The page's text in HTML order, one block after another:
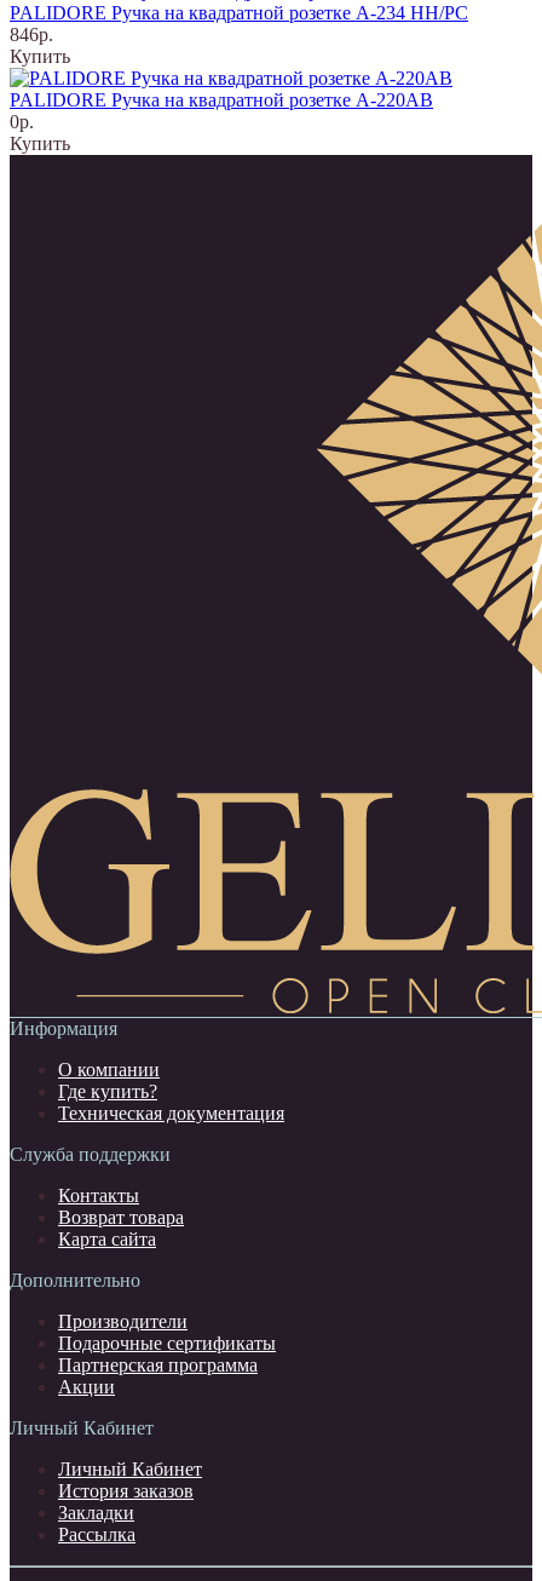
PALIDORE Ручка на квадратной розетке A-234 НH/PC
846р.
Купить
PALIDORE Ручка на квадратной розетке A-220AB
0р.
Купить
Информация
О компании
Где купить?
Техническая документация
Служба поддержки
Контакты
Возврат товара
Карта сайта
Дополнительно
Производители
Подарочные сертификаты
Партнерская программа
Акции
Личный Кабинет
Личный Кабинет
История заказов
Закладки
Рассылка